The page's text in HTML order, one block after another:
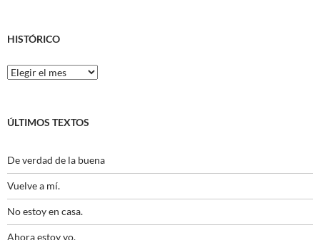
HISTÓRICO
Histórico
ÚLTIMOS TEXTOS
De verdad de la buena
Vuelve a mí.
No estoy en casa.
Ahora estoy yo.